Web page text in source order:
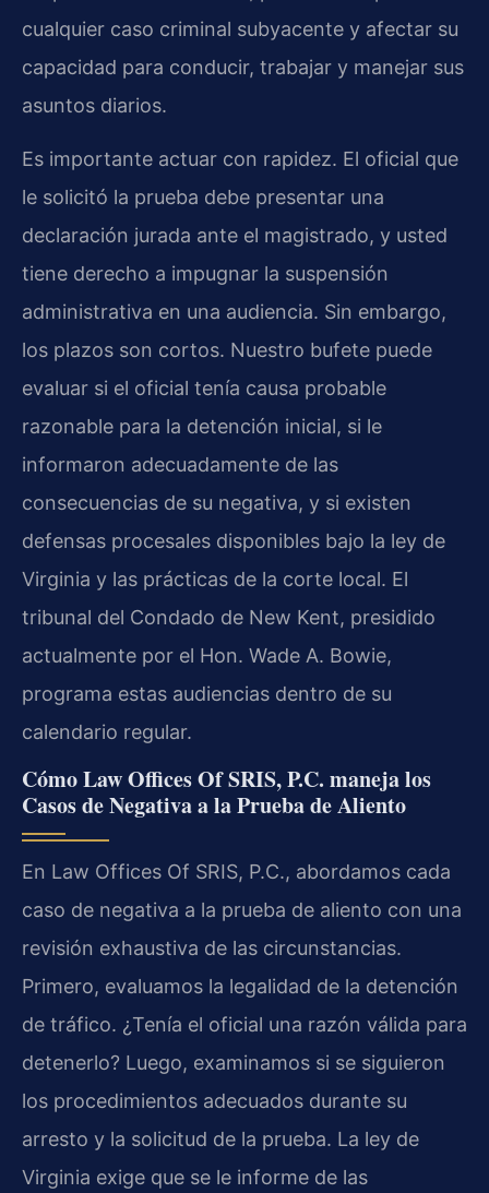
cualquier caso criminal subyacente y afectar su
capacidad para conducir, trabajar y manejar sus
asuntos diarios.
Es importante actuar con rapidez. El oficial que
le solicitó la prueba debe presentar una
declaración jurada ante el magistrado, y usted
tiene derecho a impugnar la suspensión
administrativa en una audiencia. Sin embargo,
los plazos son cortos. Nuestro bufete puede
evaluar si el oficial tenía causa probable
razonable para la detención inicial, si le
informaron adecuadamente de las
consecuencias de su negativa, y si existen
defensas procesales disponibles bajo la ley de
Virginia y las prácticas de la corte local. El
tribunal del Condado de New Kent, presidido
actualmente por el Hon. Wade A. Bowie,
programa estas audiencias dentro de su
calendario regular.
Cómo Law Offices Of SRIS, P.C. maneja los
Casos de Negativa a la Prueba de Aliento
En Law Offices Of SRIS, P.C., abordamos cada
caso de negativa a la prueba de aliento con una
revisión exhaustiva de las circunstancias.
Primero, evaluamos la legalidad de la detención
de tráfico. ¿Tenía el oficial una razón válida para
detenerlo? Luego, examinamos si se siguieron
los procedimientos adecuados durante su
arresto y la solicitud de la prueba. La ley de
Virginia exige que se le informe de las